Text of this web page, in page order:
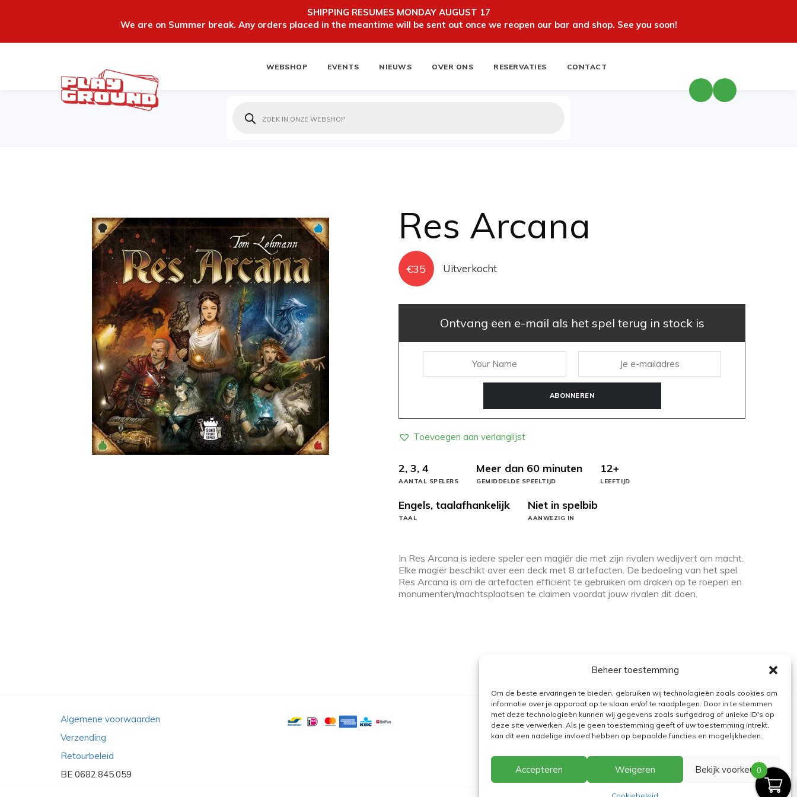
SHIPPING RESUMES MONDAY AUGUST 17
We are on Summer break. Any orders placed in the meantime will be sent out once we reopen our bar and shop. See you soon!
Beheer toestemming
Om de beste ervaringen te bieden, gebruiken wij technologieën zoals cookies om
informatie over je apparaat op te slaan en/of te raadplegen. Door in te stemmen
met deze technologieën kunnen wij gegevens zoals surfgedrag of unieke ID's op
deze site verwerken. Als je geen toestemming geeft of uw toestemming intrekt,
kan dit een nadelige invloed hebben op bepaalde functies en mogelijkheden.
Accepteren Weigeren Bekijk voorkeuren
WEBSHOP EVENTS NIEUWS OVER ONS RESERVATIES CONTACT
zoeken
Res Arcana
€35 Uitverkocht
Ontvang een e-mail als het spel terug in stock is
ABONNEREN
Toevoegen aan verlanglijst
2, 3, 4
AANTAL SPELERS
Meer dan 60 minuten
GEMIDDELDE SPEELTIJD
12+
LEEFTIJD
Engels, taalafhankelijk
TAAL
Niet in spelbib
AANWEZIG IN
In Res Arcana is iedere speler een magiër die met zijn rivalen wedijvert om macht.
Elke magiër beschikt over een deck met 8 artefacten. De bedoeling van het spel
Res Arcana is om de artefacten efficiënt te gebruiken om draken op te roepen en
monumenten/machtsplaatsen te claimen voordat jouw rivalen dit doen.
Algemene voorwaarden
Verzending
Retourbeleid
BE 0682.845.059
0